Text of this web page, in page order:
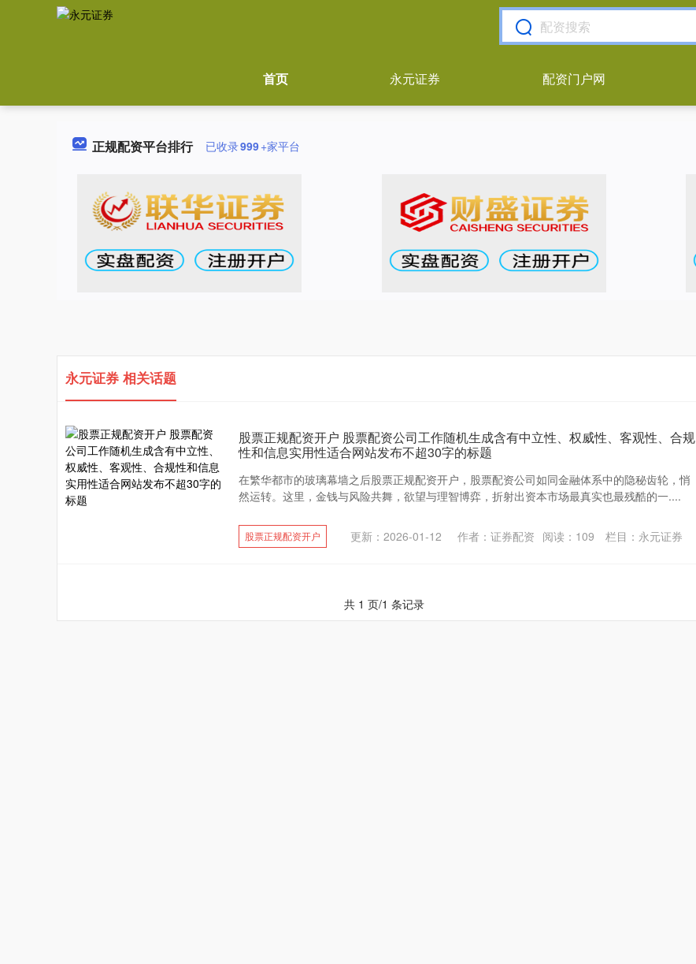
首页 永元证券 配资门户网
正规配资平台排行 已收录999+家平台
永元证券 相关话题
股票正规配资开户 股票配资公司工作随机生成含有中立性、权威性、客观性、合规
性和信息实用性适合网站发布不超30字的标题
在繁华都市的玻璃幕墙之后股票正规配资开户，股票配资公司如同金融体系中的隐秘齿轮，悄
然运转。这里，金钱与风险共舞，欲望与理智博弈，折射出资本市场最真实也最残酷的一....
股票正规配资开户 更新：2026-01-12 作者：证券配资 阅读： 109 栏目： 永元证券
共 1 页/1 条记录